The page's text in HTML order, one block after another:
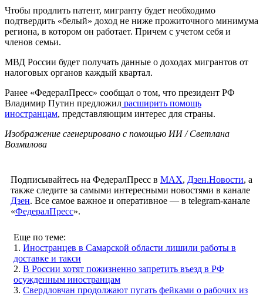
Чтобы продлить патент, мигранту будет необходимо
подтвердить «белый» доход не ниже прожиточного минимума
региона, в котором он работает. Причем с учетом себя и
членов семьи.
МВД России будет получать данные о доходах мигрантов от
налоговых органов каждый квартал.
Ранее «ФедералПресс» сообщал о том, что президент РФ
Владимир Путин предложил расширить помощь
иностранцам, представляющим интерес для страны.
Изображение сгенерировано с помощью ИИ / Светлана
Возмилова
Подписывайтесь на ФедералПресс в МАХ, Дзен.Новости, а
также следите за самыми интересными новостями в канале
Дзен. Все самое важное и оперативное — в telegram-канале
«ФедералПресс».
Еще по теме:
1. Иностранцев в Самарской области лишили работы в
доставке и такси
2. В России хотят пожизненно запретить въезд в РФ
осужденным иностранцам
3. Свердловчан продолжают пугать фейками о рабочих из